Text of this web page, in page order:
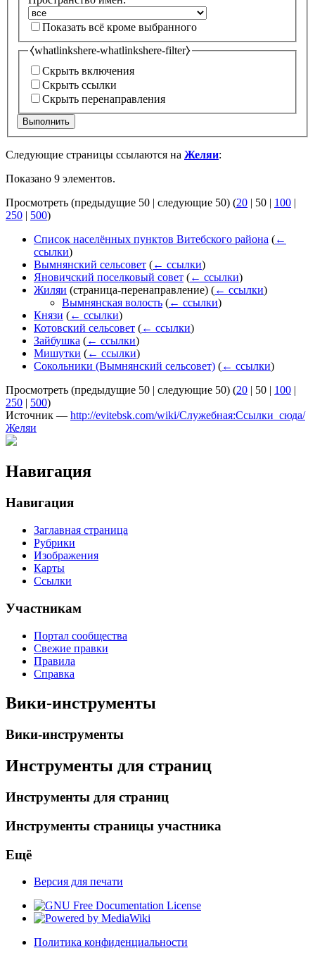
Показать всё кроме выбранного
⧼whatlinkshere-whatlinkshere-filter⧽
Скрыть включения
Скрыть ссылки
Скрыть перенаправления
Выполнить
Следующие страницы ссылаются на Желяи:
Показано 9 элементов.
Просмотреть (предыдущие 50 | следующие 50) (20 | 50 | 100 |
250 | 500)
Список населённых пунктов Витебского района (←
ссылки)
Вымнянский сельсовет (← ссылки)
Яновичский поселковый совет (← ссылки)
Жиляи (страница-перенаправление) (← ссылки)
Вымнянская волость (← ссылки)
Князи (← ссылки)
Котовский сельсовет (← ссылки)
Зайбушка (← ссылки)
Мишутки (← ссылки)
Сокольники (Вымнянский сельсовет) (← ссылки)
Просмотреть (предыдущие 50 | следующие 50) (20 | 50 | 100 |
250 | 500)
Источник — http://evitebsk.com/wiki/Служебная:Ссылки_сюда/
Желяи
Навигация
Навигация
Заглавная страница
Рубрики
Изображения
Карты
Ссылки
Участникам
Портал сообщества
Свежие правки
Правила
Справка
Вики-инструменты
Вики-инструменты
Инструменты для страниц
Инструменты для страниц
Инструменты страницы участника
Ещё
Версия для печати
Политика конфиденциальности